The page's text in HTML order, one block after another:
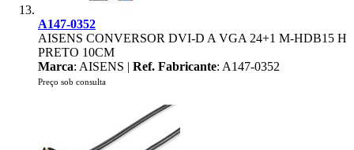
A147-0352
AISENS CONVERSOR DVI-D A VGA 24+1 M-HDB15 H
PRETO 10CM
Marca: AISENS | Ref. Fabricante: A147-0352
Preço sob consulta